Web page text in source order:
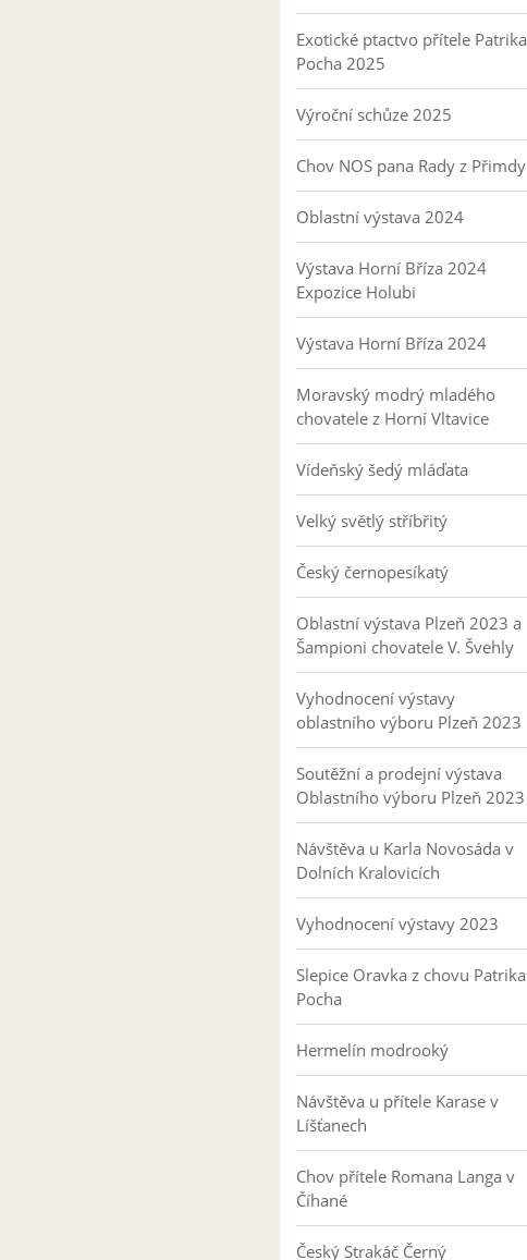
Exotické ptactvo přítele Patrika
Pocha 2025
Výroční schůze 2025
Chov NOS pana Rady z Přimdy
Oblastní výstava 2024
Výstava Horní Bříza 2024
Expozice Holubi
Výstava Horní Bříza 2024
Moravský modrý mladého
chovatele z Horní Vltavice
Vídeňský šedý mláďata
Velký světlý stříbřitý
Český černopesíkatý
Oblastní výstava Plzeň 2023 a
Šampioni chovatele V. Švehly
Vyhodnocení výstavy
oblastního výboru Plzeň 2023
Soutěžní a prodejní výstava
Oblastního výboru Plzeň 2023
Návštěva u Karla Novosáda v
Dolních Kralovicích
Vyhodnocení výstavy 2023
Slepice Oravka z chovu Patrika
Pocha
Hermelín modrooký
Návštěva u přítele Karase v
Líšťanech
Chov přítele Romana Langa v
Číhané
Český Strakáč Černý